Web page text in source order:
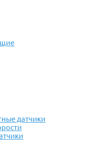
датчики